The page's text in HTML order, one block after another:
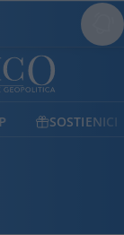
SOSTIENICI